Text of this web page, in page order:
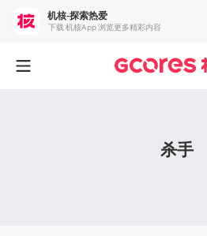
杀手
机核-探索热爱
下载 机核App 浏览更多精彩内容